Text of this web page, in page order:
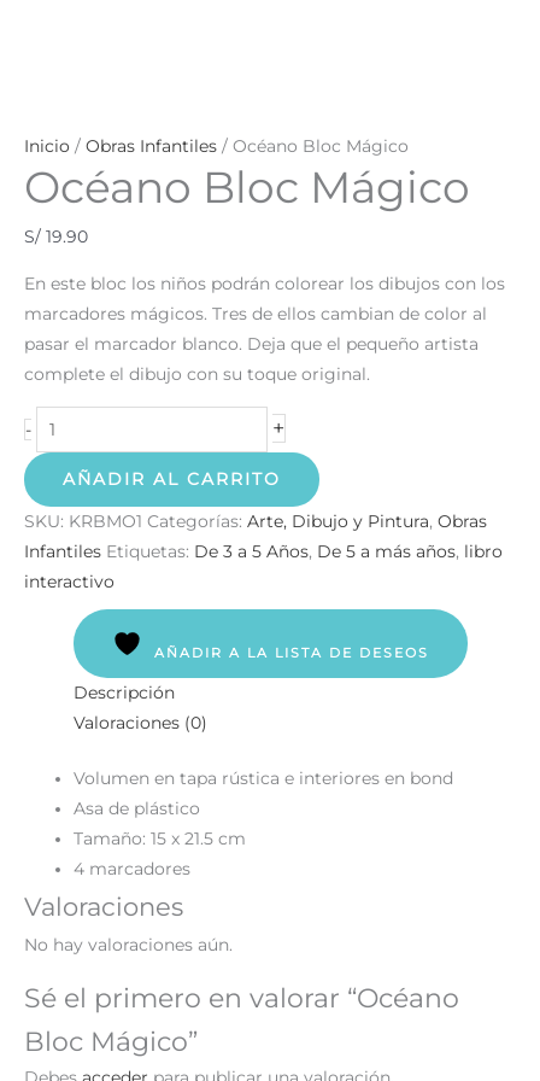
Inicio / Obras Infantiles / Océano Bloc Mágico
Océano Bloc Mágico
S/ 19.90
En este bloc los niños podrán colorear los dibujos con los
marcadores mágicos. Tres de ellos cambian de color al
pasar el marcador blanco. Deja que el pequeño artista
complete el dibujo con su toque original.
- +
AÑADIR AL CARRITO
SKU: KRBMO1 Categorías: Arte, Dibujo y Pintura, Obras
Infantiles Etiquetas: De 3 a 5 Años, De 5 a más años, libro
interactivo
AÑADIR A LA LISTA DE DESEOS
Descripción
Valoraciones (0)
Volumen en tapa rústica e interiores en bond
Asa de plástico
Tamaño: 15 x 21.5 cm
4 marcadores
Valoraciones
No hay valoraciones aún.
Sé el primero en valorar “Océano
Bloc Mágico”